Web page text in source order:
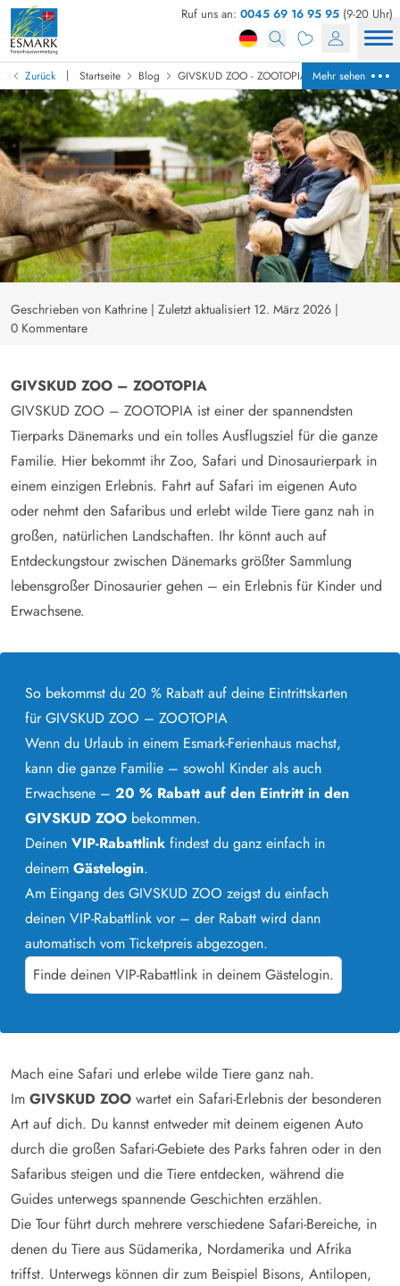
Ruf uns an: 0045 69 16 95 95 (9-20 Uhr)
Zurück | Startseite Blog GIVSKUD ZOO - ZOOTOPIA Mehr sehen
Geschrieben von Kathrine | Zuletzt aktualisiert 12. März 2026 |
0 Kommentare
GIVSKUD ZOO – ZOOTOPIA
GIVSKUD ZOO – ZOOTOPIA ist einer der spannendsten
Tierparks Dänemarks und ein tolles Ausflugsziel für die ganze
Familie. Hier bekommt ihr Zoo, Safari und Dinosaurierpark in
einem einzigen Erlebnis. Fahrt auf Safari im eigenen Auto
oder nehmt den Safaribus und erlebt wilde Tiere ganz nah in
großen, natürlichen Landschaften. Ihr könnt auch auf
Entdeckungstour zwischen Dänemarks größter Sammlung
lebensgroßer Dinosaurier gehen – ein Erlebnis für Kinder und
Erwachsene.
So bekommst du 20 % Rabatt auf deine Eintrittskarten
für GIVSKUD ZOO – ZOOTOPIA
Wenn du Urlaub in einem Esmark-Ferienhaus machst,
kann die ganze Familie – sowohl Kinder als auch
Erwachsene – 20 % Rabatt auf den Eintritt in den
GIVSKUD ZOO bekommen.
Deinen VIP-Rabattlink findest du ganz einfach in
deinem Gästelogin.
Am Eingang des GIVSKUD ZOO zeigst du einfach
deinen VIP-Rabattlink vor – der Rabatt wird dann
automatisch vom Ticketpreis abgezogen.
Finde deinen VIP-Rabattlink in deinem Gästelogin.
Mach eine Safari und erlebe wilde Tiere ganz nah.
Im GIVSKUD ZOO wartet ein Safari-Erlebnis der besonderen
Art auf dich. Du kannst entweder mit deinem eigenen Auto
durch die großen Safari-Gebiete des Parks fahren oder in den
Safaribus steigen und die Tiere entdecken, während die
Guides unterwegs spannende Geschichten erzählen.
Die Tour führt durch mehrere verschiedene Safari-Bereiche, in
denen du Tiere aus Südamerika, Nordamerika und Afrika
triffst. Unterwegs können dir zum Beispiel Bisons, Antilopen,